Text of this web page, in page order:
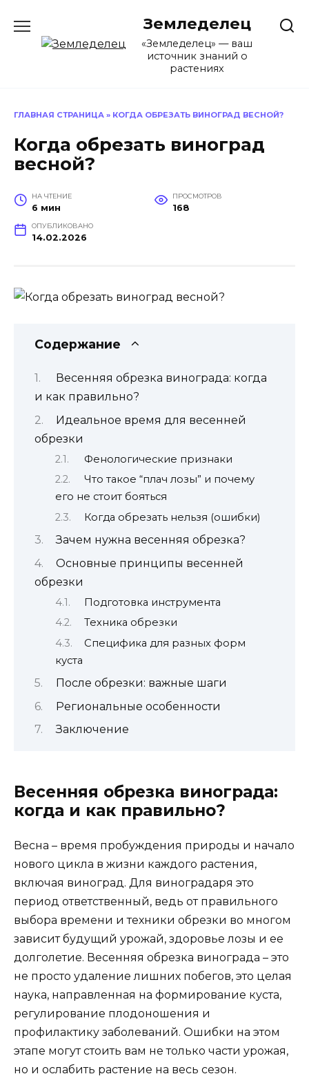
содержанию
Земледелец
«Земледелец» — ваш
источник знаний о
растениях
ГЛАВНАЯ СТРАНИЦА » КОГДА ОБРЕЗАТЬ ВИНОГРАД ВЕСНОЙ?
Когда обрезать виноград
весной?
НА ЧТЕНИЕ
6 мин
ПРОСМОТРОВ
168
ОПУБЛИКОВАНО
14.02.2026
Содержание
Весенняя обрезка винограда: когда
и как правильно?
Идеальное время для весенней
обрезки
Фенологические признаки
Что такое “плач лозы” и почему
его не стоит бояться
Когда обрезать нельзя (ошибки)
Зачем нужна весенняя обрезка?
Основные принципы весенней
обрезки
Подготовка инструмента
Техника обрезки
Специфика для разных форм
куста
После обрезки: важные шаги
Региональные особенности
Заключение
Весенняя обрезка винограда:
когда и как правильно?
Весна – время пробуждения природы и начало
нового цикла в жизни каждого растения,
включая виноград. Для виноградаря это
период ответственный, ведь от правильного
выбора времени и техники обрезки во многом
зависит будущий урожай, здоровье лозы и ее
долголетие. Весенняя обрезка винограда – это
не просто удаление лишних побегов, это целая
наука, направленная на формирование куста,
регулирование плодоношения и
профилактику заболеваний. Ошибки на этом
этапе могут стоить вам не только части урожая,
но и ослабить растение на весь сезон.